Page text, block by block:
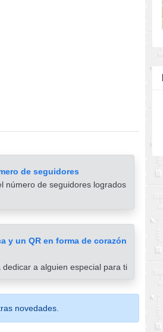
de seguidores
número de seguidores logrados
y un QR en forma de corazón
a alguien especial para ti
novedades.